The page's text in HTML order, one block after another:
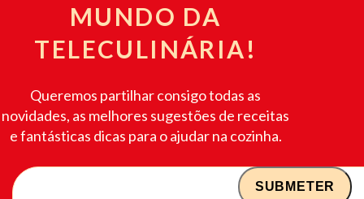
MUNDO DA
TELECULINÁRIA!
Queremos partilhar consigo todas as
novidades, as melhores sugestões de receitas
e fantásticas dicas para o ajudar na cozinha.